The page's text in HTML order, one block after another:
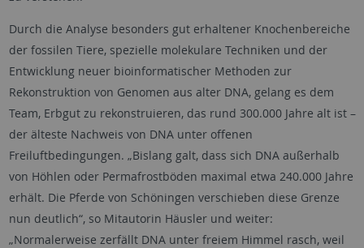
Durch die Analyse besonders gut erhaltener Knochenbereiche
der fossilen Tiere, spezielle molekulare Techniken und der
Entwicklung neuer bioinformatischer Methoden zur
Rekonstruktion von Genomen aus alter DNA, gelang es dem
Team, Erbgut zu rekonstruieren, das rund 300.000 Jahre alt ist –
der älteste Nachweis von DNA unter offenen
Freiluftbedingungen. „Bislang galt, dass sich DNA außerhalb
von Höhlen oder Permafrostböden maximal etwa 240.000 Jahre
erhält. Die Pferde von Schöningen verschieben diese Grenze
nun deutlich“, so Mitautorin Häusler und weiter:
„Normalerweise zerfällt DNA unter freiem Himmel rasch, weil